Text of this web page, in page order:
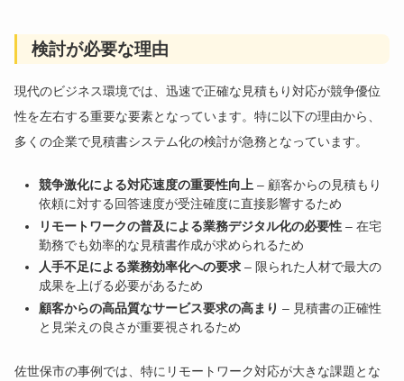
検討が必要な理由
現代のビジネス環境では、迅速で正確な見積もり対応が競争優位
性を左右する重要な要素となっています。特に以下の理由から、
多くの企業で見積書システム化の検討が急務となっています。
競争激化による対応速度の重要性向上 – 顧客からの見積もり
依頼に対する回答速度が受注確度に直接影響するため
リモートワークの普及による業務デジタル化の必要性 – 在宅
勤務でも効率的な見積書作成が求められるため
人手不足による業務効率化への要求 – 限られた人材で最大の
成果を上げる必要があるため
顧客からの高品質なサービス要求の高まり – 見積書の正確性
と見栄えの良さが重要視されるため
佐世保市の事例では、特にリモートワーク対応が大きな課題とな